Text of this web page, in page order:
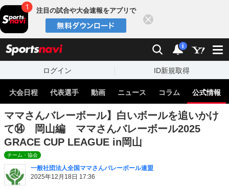
注目の試合や大会速報をアプリで
検索 通知
i
ログイン ID新規取得
大会日程 代表選手 動画 ニュース コラム 公式情報
ママさんバレーボール】白いボールを追いかけ
て⑭ 岡山編 ママさんバレーボール2025
GRACE CUP LEAGUE in岡山
チーム・協会
一般社団法人全国ママさんバレーボール連盟
2025年12月18日 17:36